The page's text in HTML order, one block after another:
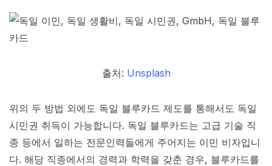
출처: Unsplash
위의 두 방법 외에도 독일 블루카드 제도를 통해서도 독일
시민권 취득이 가능합니다. 독일 블루카드는 고급 기술 직
종 등에서 일하는 전문인력들에게 주어지는 이민 비자입니
다. 해당 직종에서의 경력과 학력을 갖춘 경우, 블루카드를